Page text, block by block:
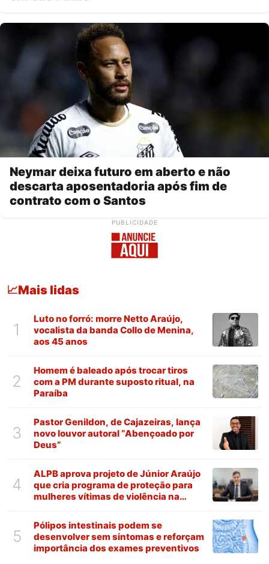
Neymar deixa futuro em aberto e não
descarta aposentadoria após fim de
contrato com o Santos
PUBLICIDADE
📈Mais lidas
1
Luto no forró: morre Netto Araújo,
vocalista da banda Collo de Menina,
aos 45 anos
2
Homem é baleado após trocar tiros
com a PM durante suposto ritual, na
Paraíba
3
Pastor Genildon, de Cajazeiras, lança
novo louvor autoral “Abençoado por
Deus”
4
ALPB aprova projeto de Júnior Araújo
que cria programa de proteção para
mulheres vítimas de violência na
5
Pólipos intestinais podem se
desenvolver sem sintomas e reforçam
importância dos exames preventivos